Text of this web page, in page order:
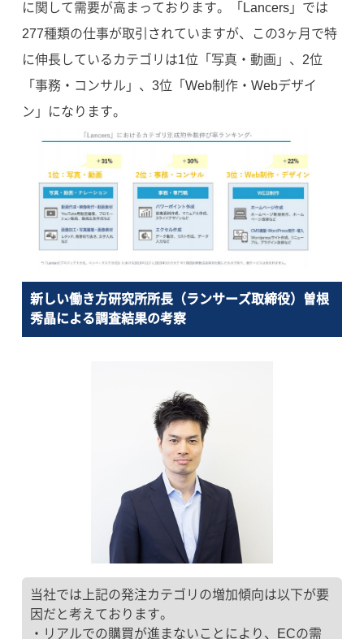
に関して需要が高まっております。「Lancers」では
277種類の仕事が取引されていますが、この3ヶ月で特
に伸長しているカテゴリは1位「写真・動画」、2位
「事務・コンサル」、3位「Web制作・Webデザイ
ン」になります。
新しい働き方研究所所長（ランサーズ取締役）曽根
秀晶による調査結果の考察
当社では上記の発注カテゴリの増加傾向は以下が要
因だと考えております。
・リアルでの購買が進まないことにより、ECの需